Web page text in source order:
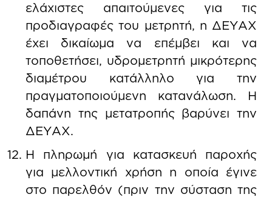
ελάχιστες απαιτούμενες για τις
προδιαγραφές του μετρητή, η ΔΕΥΑΧ
έχει δικαίωμα να επέμβει και να
τοποθετήσει, υδρομετρητή μικρότερης
διαμέτρου κατάλληλο για την
πραγματοποιούμενη κατανάλωση. Η
δαπάνη της μετατροπής βαρύνει την
ΔΕΥΑΧ.
Η πληρωμή για κατασκευή παροχής
για μελλοντική χρήση η οποία έγινε
στο παρελθόν (πριν την σύσταση της